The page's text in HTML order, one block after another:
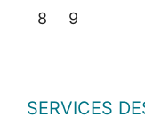
8 9
SERVICES